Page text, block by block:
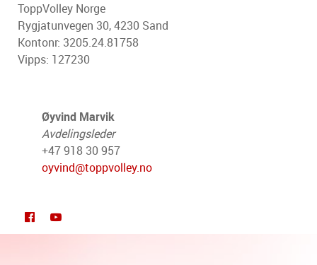
ToppVolley Norge
Rygjatunvegen 30, 4230 Sand
Kontonr: 3205.24.81758
Vipps: 127230
Øyvind Marvik
Avdelingsleder
+47 918 30 957
oyvind@toppvolley.no